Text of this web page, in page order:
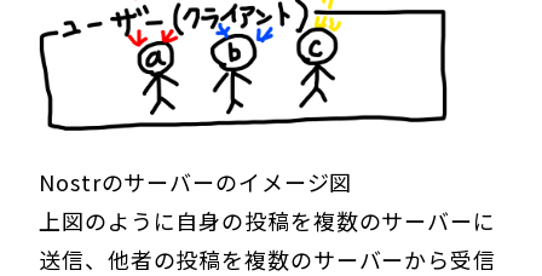
Nostrのサーバーのイメージ図
上図のように自身の投稿を複数のサーバーに
送信、他者の投稿を複数のサーバーから受信